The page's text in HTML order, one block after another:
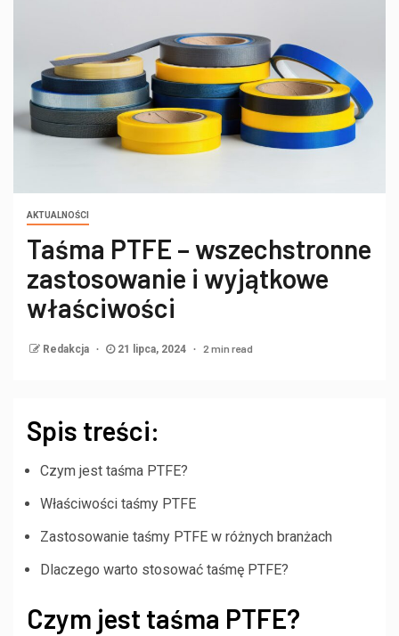
AKTUALNOŚCI
Taśma PTFE – wszechstronne
zastosowanie i wyjątkowe
właściwości
Redakcja 21 lipca, 2024 2 min read
Spis treści:
Czym jest taśma PTFE?
Właściwości taśmy PTFE
Zastosowanie taśmy PTFE w różnych branżach
Dlaczego warto stosować taśmę PTFE?
Czym jest taśma PTFE?